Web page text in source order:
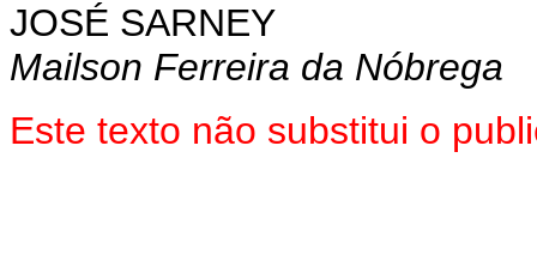
JOSÉ SARNEY
Mailson Ferreira da Nóbrega
Este texto não substitui o